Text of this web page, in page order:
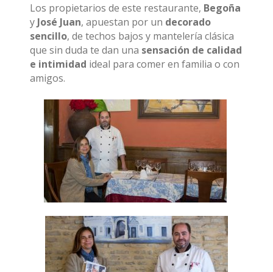
Los propietarios de este restaurante, Begoña
y José Juan, apuestan por un decorado
sencillo, de techos bajos y mantelería clásica
que sin duda te dan una sensación de calidad
e intimidad ideal para comer en familia o con
amigos.